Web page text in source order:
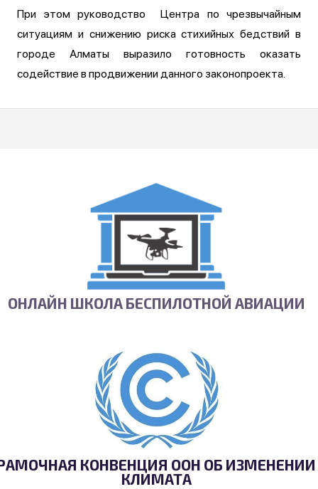
При этом руководство Центра по чрезвычайным
ситуациям и снижению риска стихийных бедствий в
городе Алматы выразило готовность оказать
содействие в продвижении данного законопроекта.
ОНЛАЙН ШКОЛА БЕСПИЛОТНОЙ АВИАЦИИ
КОНВЕНЦИЯ ООН ОБ ИЗМЕНЕНИИ
КЛИМАТА